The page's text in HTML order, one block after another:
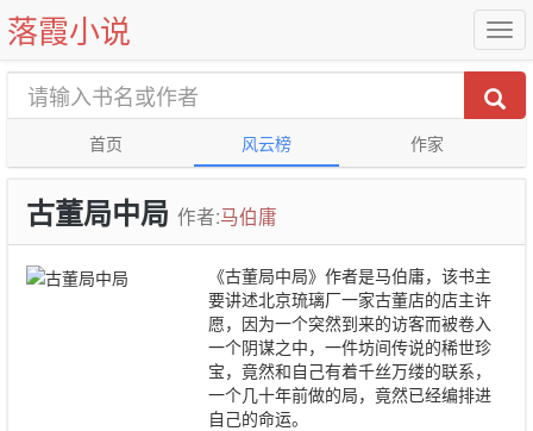
落霞小说
首页 风云榜 作家
古董局中局 作者:马伯庸
《古董局中局》作者是马伯庸，该书主
要讲述北京琉璃厂一家古董店的店主许
愿，因为一个突然到来的访客而被卷入
一个阴谋之中，一件坊间传说的稀世珍
宝，竟然和自己有着千丝万缕的联系，
一个几十年前做的局，竟然已经编排进
自己的命运。